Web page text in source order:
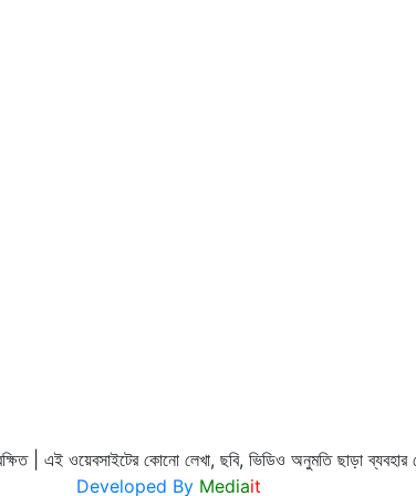
| এই ওয়েবসাইটের কোনো লেখা, ছবি, ভিডিও অনুমতি ছাড়া ব্যবহার
Developed By Mediait